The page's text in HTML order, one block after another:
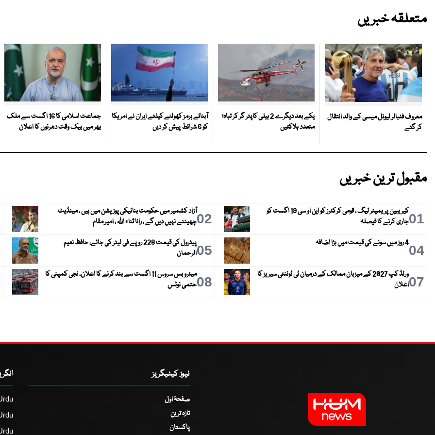
متعلقہ خبریں
معروف فٹبالر لیونل میسی کے والد انتقال
کر گئے
یکے بعد دیگرے 2 ہیلی کاپٹر گر کر تباہ؛
متعدد ہلاکتیں
آبنائے ہرمز کھولنے کیلئے ایران نے امریکا
کو 6 شرائط پیش کر دیں
جماعت اسلامی کا 16 اگست سے ملک
بھر میں بیک وقت دھرنوں کا اعلان
مقبول ترین خبریں
01
کیریبین پریمیئر لیگ ، قومی کرکٹرز کو این او سی 19 اگست کو
جاری کرنے کا فیصلہ
02آزاد کشمیر میں حکومت بنانیکی پوزیشن میں ہیں ، مینڈیٹ
چھیننے نہیں دیں گے ، رانا ثناء اللہ ، امیر مقام
044 روز میں سونے کی قیمت میں بڑا اضافہ 05
پیٹرول کی قیمت 228 روپے فی لیٹر کی جائے، حافظ نعیم
الرحمان
07
ورلڈ کپ 2027 کے میزبان ممالک کے درمیان ٹی ٹوئنٹی سیریز کا
اعلان
08
میٹرو بس سروس 11 اگست سے بند کرنے کا اعلان، نجی کمپنی کا
حتمی نوٹس
نیوز کیٹیگریز
صفحۂ اول
تازہ ترین
پاکستان